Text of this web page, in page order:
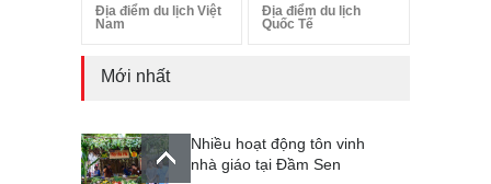
Địa điểm du lịch Việt
Nam
Địa điểm du lịch
Quốc Tế
Mới nhất
Nhiều hoạt động tôn vinh
nhà giáo tại Đầm Sen